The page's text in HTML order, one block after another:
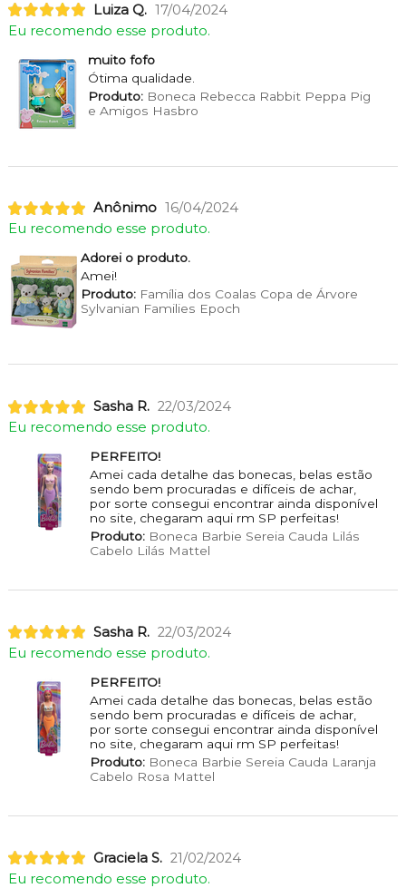
Luiza Q. 17/04/2024
Eu recomendo esse produto.
muito fofo
Ótima qualidade.
Produto:Boneca Rebecca Rabbit Peppa Pig
e Amigos Hasbro
Anônimo 16/04/2024
Eu recomendo esse produto.
Adorei o produto.
Amei!
Produto:Família dos Coalas Copa de Árvore
Sylvanian Families Epoch
Sasha R. 22/03/2024
Eu recomendo esse produto.
PERFEITO!
Amei cada detalhe das bonecas, belas estão
sendo bem procuradas e difíceis de achar,
por sorte consegui encontrar ainda disponível
no site, chegaram aqui rm SP perfeitas!
Produto:Boneca Barbie Sereia Cauda Lilás
Cabelo Lilás Mattel
Sasha R. 22/03/2024
Eu recomendo esse produto.
PERFEITO!
Amei cada detalhe das bonecas, belas estão
sendo bem procuradas e difíceis de achar,
por sorte consegui encontrar ainda disponível
no site, chegaram aqui rm SP perfeitas!
Produto:Boneca Barbie Sereia Cauda Laranja
Cabelo Rosa Mattel
Graciela S. 21/02/2024
Eu recomendo esse produto.